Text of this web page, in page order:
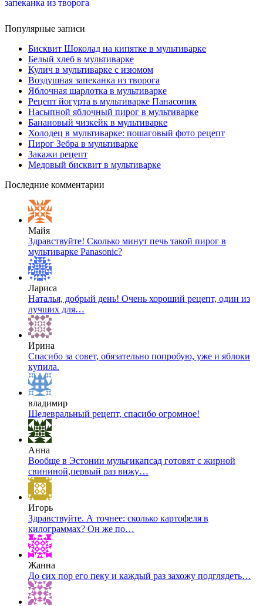
Популярные записи
Бисквит Шоколад на кипятке в мультиварке
Белый хлеб в мультиварке
Кулич в мультиварке с изюмом
Воздушная запеканка из творога
Яблочная шарлотка в мультиварке
Рецепт йогурта в мультиварке Панасоник
Насыпной яблочный пирог в мультиварке
Банановый чизкейк в мультиварке
Холодец в мультиварке: пошаговый фото рецепт
Пирог Зебра в мультиварке
Закажи рецепт
Медовый бисквит в мультиварке
Последние комментарии
Майя
Здравствуйте! Сколько минут печь такой пирог в
мультиварке Panasonic?
Лариса
Наталья, добрый день! Очень хороший рецепт, один из
лучших для…
Ирина
Спасибо за совет, обязательно попробую, уже и яблоки
купила.
владимир
Шедевральный рецепт, спасибо огромное!
Анна
Вообще в Эстонии мульгикапсад готовят с жирной
свининой,первый раз вижу…
Игорь
Здравствуйте. А точнее: сколько картофеля в
килограммах? Он же по…
Жанна
До сих пор его пеку и каждый раз захожу подглядеть…